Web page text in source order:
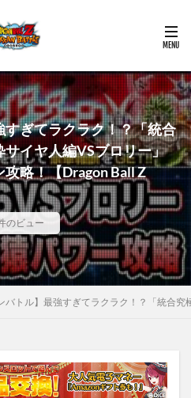
ぎてラクラク！？「統合
イヤ人編VSブロリー」
略！【Dragon Ball Z
のビュー
バトル】最強すぎてラクラク！？「統合